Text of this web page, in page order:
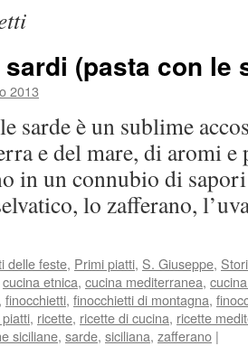
sardi (pasta con le
2013
sarde è un sublime
e del mare, di aromi
in un connubio di
lo zafferano,
delle feste, Primi piatti, S. Giuseppe,
cucina etnica, cucina mediterranea,
, finocchietti, finocchietti di montagna,
, ricette, ricette di cucina, ricette
siciliane, sarde, siciliana, zafferano |